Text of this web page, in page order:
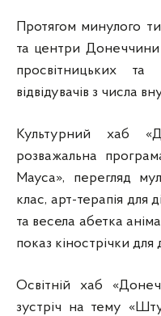
Протягом минулого
та центри
просвітницьких та
відвідувачів з числа
Культурний хаб
розважальна
Мауса», перегляд
клас, арт-терапія для
та весела абетка
показ кінострічки для
Освітній хаб
зустріч на тему